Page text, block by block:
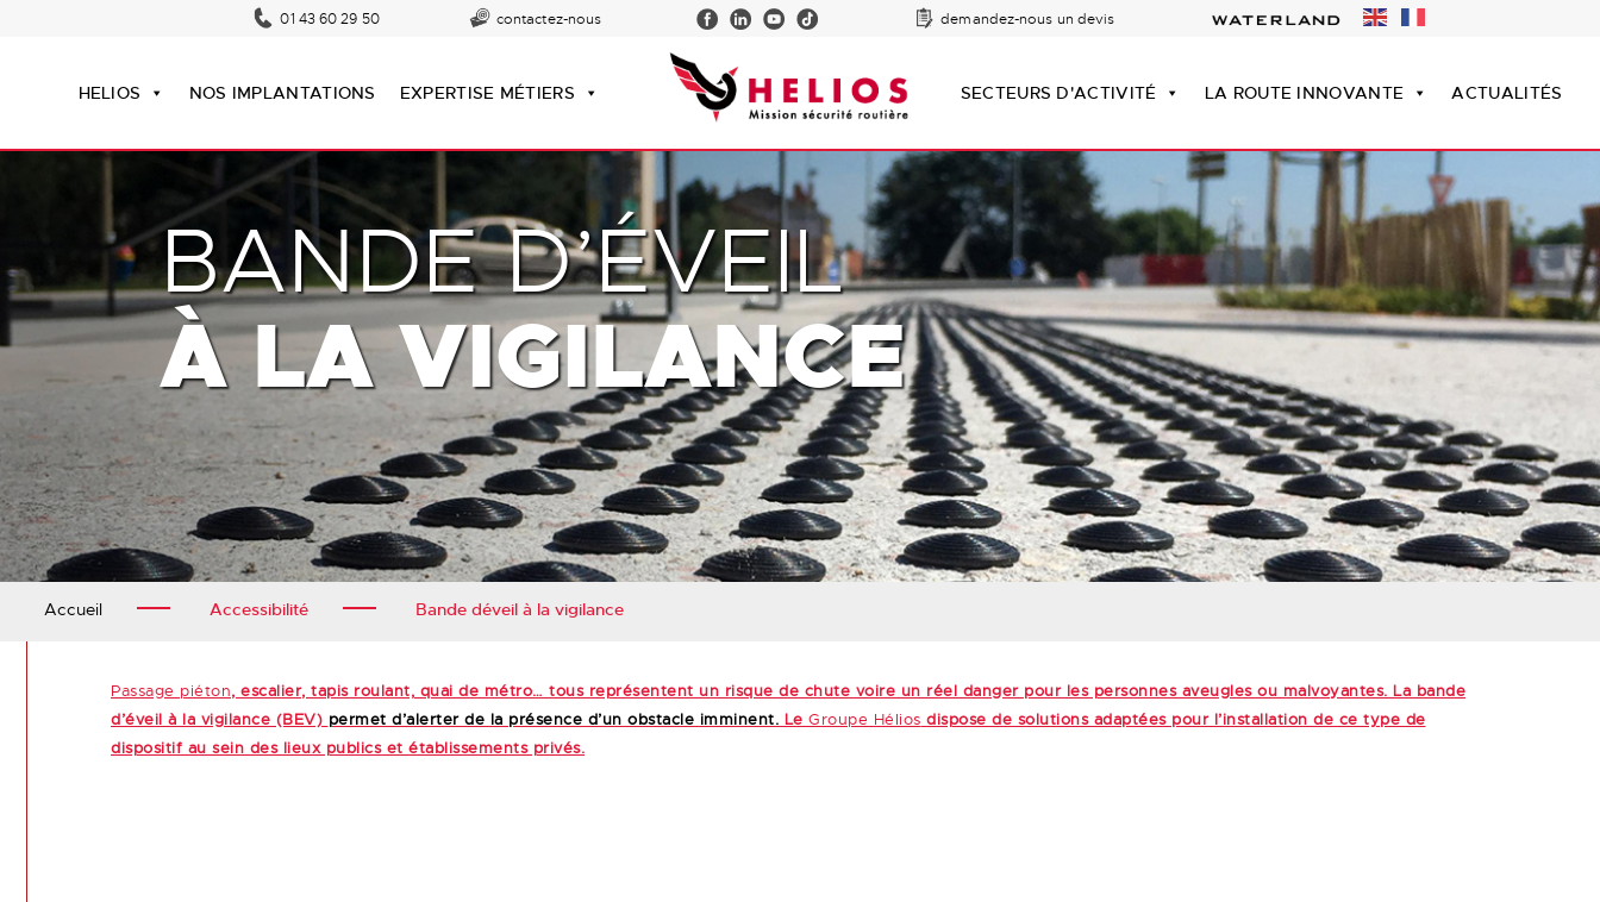
01 43 60 29 50 contactez-nous demandez-nous un devis
HELIOS NOS IMPLANTATIONS EXPERTISE MÉTIERS SECTEURS D'ACTIVITÉ LA ROUTE INNOVANTE ACTUALITÉS
BANDE D’ÉVEIL
À LA VIGILANCE
Accueil Accessibilité Bande déveil à la vigilance
Passage piéton, escalier, tapis roulant, quai de métro… tous représentent un risque de chute voire un réel danger pour les personnes aveugles ou malvoyantes. La bande
d’éveil à la vigilance (BEV) permet d’alerter de la présence d’un obstacle imminent. Le Groupe Hélios dispose de solutions adaptées pour l’installation de ce type de
dispositif au sein des lieux publics et établissements privés.